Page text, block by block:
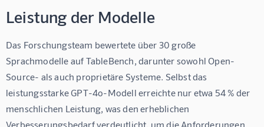
Leistung der Modelle
Das Forschungsteam bewertete über 30 große
Sprachmodelle auf TableBench, darunter sowohl Open-
Source- als auch proprietäre Systeme. Selbst das
leistungsstarke GPT-4o-Modell erreichte nur etwa 54 % der
menschlichen Leistung, was den erheblichen
Verbesserungsbedarf verdeutlicht, um die Anforderungen